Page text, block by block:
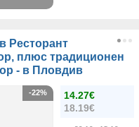
Ресторант
плюс традиционен
- в Пловдив
14.27€
18.19€
-22%